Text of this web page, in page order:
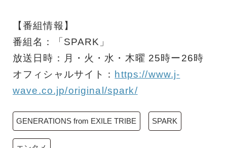
【番組情報】
番組名：「SPARK」
放送日時：月・火・水・木曜 25時ー26時
オフィシャルサイト： https://www.j-
wave.co.jp/original/spark/
GENERATIONS from EXILE TRIBE SPARK